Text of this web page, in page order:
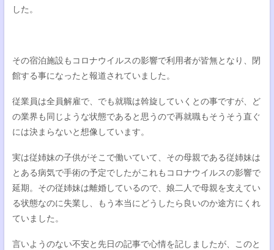
した。
その宿泊施設もコロナウイルスの影響で利用者が皆無となり、閉
館する事になったと報道されていました。
従業員は全員解雇で、でも就職は斡旋していくとの事ですが、ど
の業界も同じような状態であると思うので再就職もそうそう直ぐ
には決まらないと想像しています。
実は従姉妹の子供がそこで働いていて、その母親である従姉妹は
とある病気で手術の予定でしたがこれもコロナウイルスの影響で
延期。その従姉妹は離婚しているので、娘二人で母親を支えてい
る状態なのに失業し、もう本当にどうしたら良いのか途方にくれ
ていました。
言いようのない不安と先日の記事で心情を記しましたが、このと